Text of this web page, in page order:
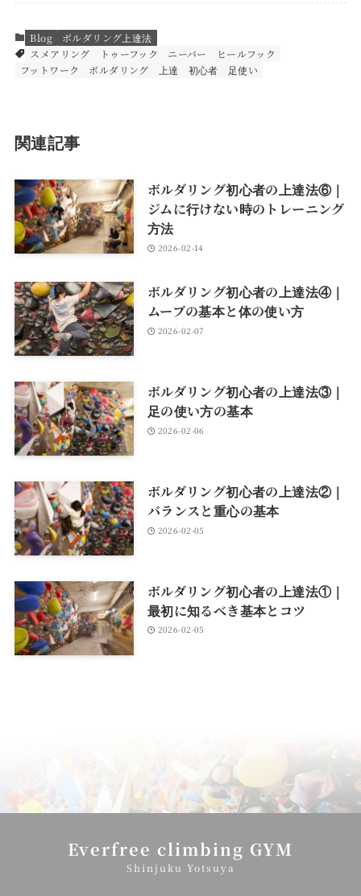
Blog
ボルダリング上達法
スメアリング
トゥーフック ニーバー
ヒールフック
フットワーク
ボルダリング 上達 初心者 足使い
関連記事
ボルダリング初心者の上達法⑥｜
ジムに行けない時のトレーニング
方法
2026-02-14
ボルダリング初心者の上達法④｜
ムーブの基本と体の使い方
2026-02-07
ボルダリング初心者の上達法③｜
足の使い方の基本
2026-02-06
ボルダリング初心者の上達法②｜
バランスと重心の基本
2026-02-05
ボルダリング初心者の上達法①｜
最初に知るべき基本とコツ
2026-02-05
Everfree climbing GYM
Shinjuku Yotsuya